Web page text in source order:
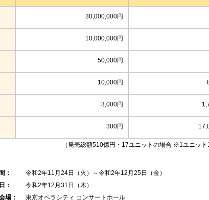
30,000,000円
10,000,000円
50,000円
10,000円
3,000円
300円
（発売総額510億円・17ユニットの場合 ※1ユニット
：
令和2年11月24日（火）～令和2年12月25日（金）
：
令和2年12月31日（木）
場：
東京オペラシティ コンサートホール